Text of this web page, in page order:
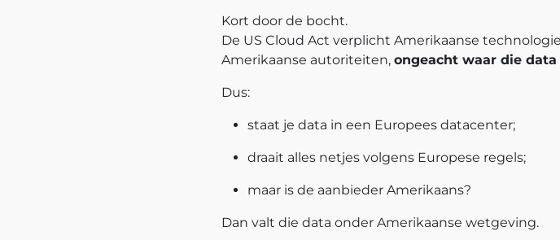
Kort door de bocht.
De US Cloud Act verplicht Amerikaanse
Amerikaanse autoriteiten, ongeacht waar die
Dus:
staat je data in een Europees datacenter;
draait alles netjes volgens Europese regels;
maar is de aanbieder Amerikaans?
Dan valt die data onder Amerikaanse wetgeving.